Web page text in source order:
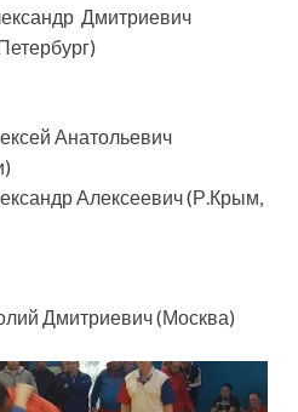
Дмитриевич
Анатольевич
Алексеевич (Р.Крым,
Дмитриевич (Москва)